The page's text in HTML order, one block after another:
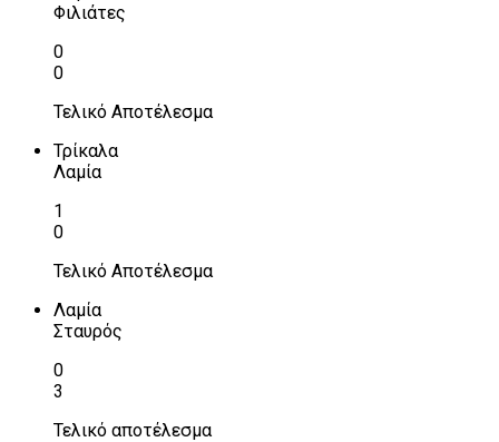
Φιλιάτες
0
0
Τελικό Αποτέλεσμα
Τρίκαλα
Λαμία
1
0
Τελικό Αποτέλεσμα
Λαμία
Σταυρός
0
3
Τελικό αποτέλεσμα